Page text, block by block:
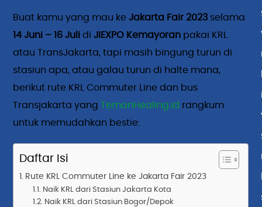
Buat kamu yang mau keJakarta Fair 2023 selama
14 Juni – 16 Juli diJIEXPO Kemayoran pakai KRL
atau TransJakarta, tapi masih bingung turun di
stasiun apa, atau galau turun di halte mana,
berikut rute KRL Commuter Line dan bus
Transjakarta yangTemanHealing.id rangkum
untuk memudahkan bestie:
Daftar Isi
Rute KRL Commuter Line ke Jakarta Fair 2023
Naik KRL dari Stasiun Jakarta Kota
Naik KRL dari Stasiun Bogor/Depok